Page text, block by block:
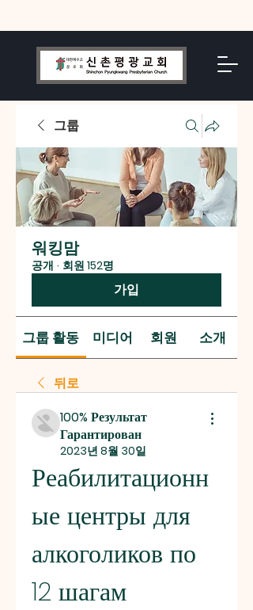
그룹
워킹맘
공개 · 회원 152명
가입
그룹 활동 미디어 회원 소개
뒤로
100% Результат
Гарантирован
2023년 8월 30일
Реабилитационн
ые центры для
алкоголиков по
12 шагам